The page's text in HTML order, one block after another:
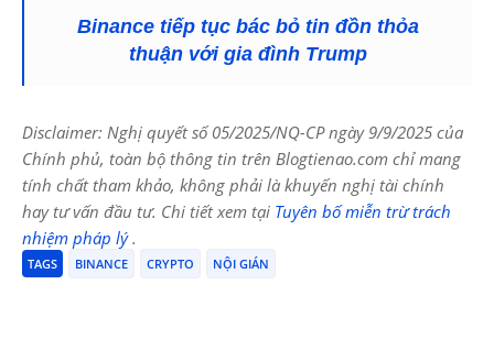
Binance tiếp tục bác bỏ tin đồn thỏa
thuận với gia đình Trump
Disclaimer: Nghị quyết số 05/2025/NQ-CP ngày 9/9/2025 của
Chính phủ, toàn bộ thông tin trên Blogtienao.com chỉ mang
tính chất tham khảo, không phải là khuyến nghị tài chính
hay tư vấn đầu tư. Chi tiết xem tại Tuyên bố miễn trừ trách
nhiệm pháp lý.
TAGS BINANCE CRYPTO NỘI GIÁN